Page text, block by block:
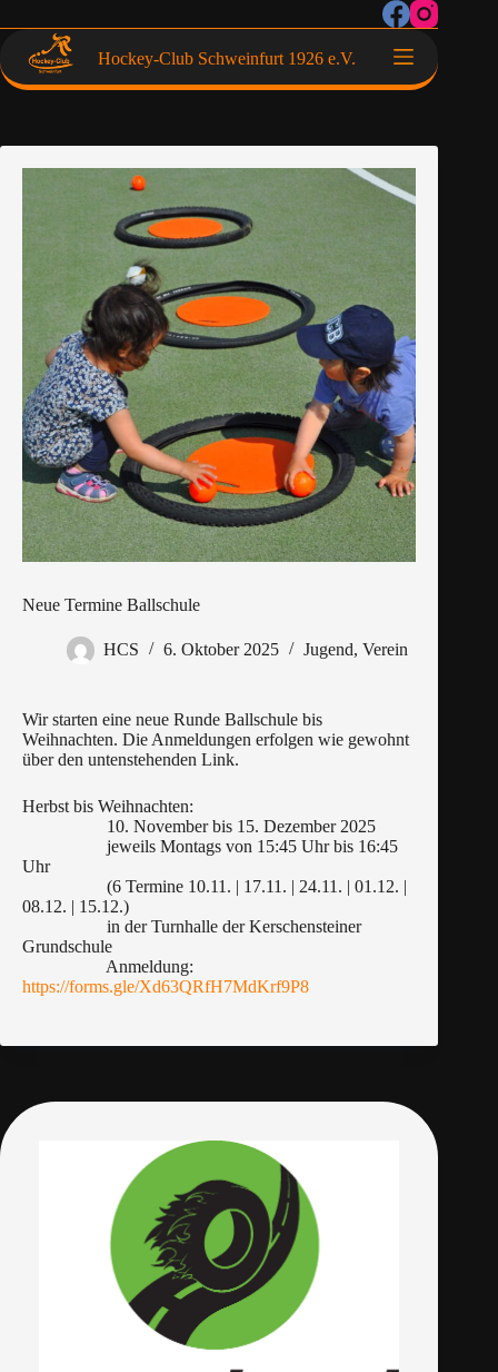
Hockey-Club Schweinfurt 1926 e.V.
Neue Termine Ballschule
HCS 6. Oktober 2025 Jugend, Verein
Wir starten eine neue Runde Ballschule bis
Weihnachten. Die Anmeldungen erfolgen wie gewohnt
über den untenstehenden Link.
Herbst bis Weihnachten:
10. November bis 15. Dezember 2025
jeweils Montags von 15:45 Uhr bis 16:45
Uhr
(6 Termine 10.11. | 17.11. | 24.11. | 01.12. |
08.12. | 15.12.)
in der Turnhalle der Kerschensteiner
Grundschule
Anmeldung:
https://forms.gle/Xd63QRfH7MdKrf9P8